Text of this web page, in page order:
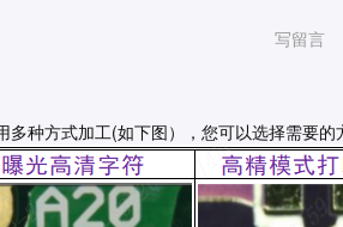
写留言
多种方式加工(如下图），您可以选择需要